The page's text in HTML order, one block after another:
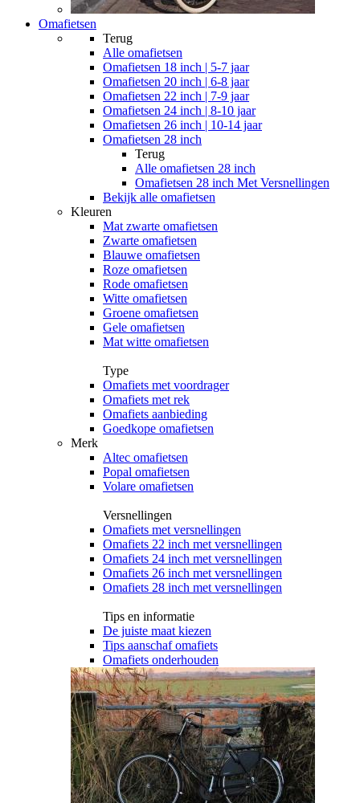
Omafietsen
Terug
Alle omafietsen
Omafietsen 18 inch | 5-7 jaar
Omafietsen 20 inch | 6-8 jaar
Omafietsen 22 inch | 7-9 jaar
Omafietsen 24 inch | 8-10 jaar
Omafietsen 26 inch | 10-14 jaar
Omafietsen 28 inch
Terug
Alle omafietsen 28 inch
Omafietsen 28 inch Met Versnellingen
Bekijk alle omafietsen
Kleuren
Mat zwarte omafietsen
Zwarte omafietsen
Blauwe omafietsen
Roze omafietsen
Rode omafietsen
Witte omafietsen
Groene omafietsen
Gele omafietsen
Mat witte omafietsen
Type
Omafiets met voordrager
Omafiets met rek
Omafiets aanbieding
Goedkope omafietsen
Merk
Altec omafietsen
Popal omafietsen
Volare omafietsen
Versnellingen
Omafiets met versnellingen
Omafiets 22 inch met versnellingen
Omafiets 24 inch met versnellingen
Omafiets 26 inch met versnellingen
Omafiets 28 inch met versnellingen
Tips en informatie
De juiste maat kiezen
Tips aanschaf omafiets
Omafiets onderhouden